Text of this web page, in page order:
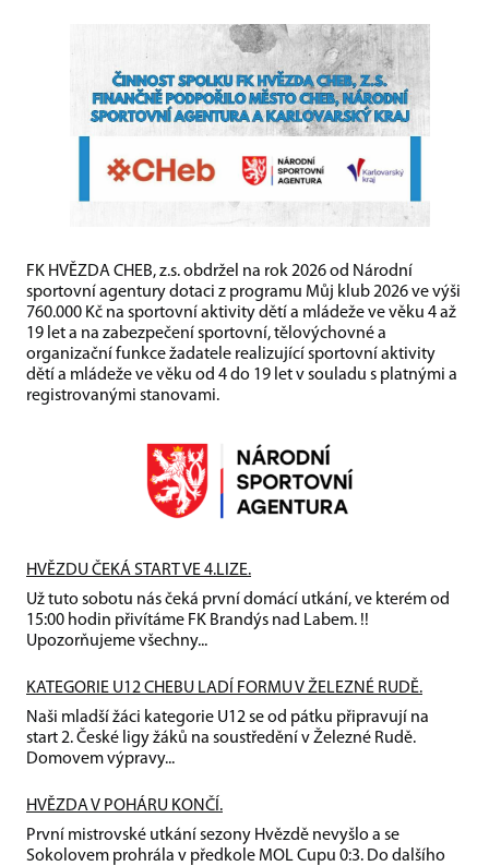
FK HVĚZDA CHEB, z.s. obdržel na rok 2026 od Národní
sportovní agentury dotaci z programu Můj klub 2026 ve výši
760.000 Kč na sportovní aktivity dětí a mládeže ve věku 4 až
19 let a na zabezpečení sportovní, tělovýchovné a
organizační funkce žadatele realizující sportovní aktivity
dětí a mládeže ve věku od 4 do 19 let v souladu s platnými a
registrovanými stanovami.
HVĚZDU ČEKÁ START VE 4.LIZE.
Už tuto sobotu nás čeká první domácí utkání, ve kterém od
15:00 hodin přivítáme FK Brandýs nad Labem. !!
Upozorňujeme všechny...
KATEGORIE U12 CHEBU LADÍ FORMU V ŽELEZNÉ RUDĚ.
Naši mladší žáci kategorie U12 se od pátku připravují na
start 2. České ligy žáků na soustředění v Železné Rudě.
Domovem výpravy...
HVĚZDA V POHÁRU KONČÍ.
První mistrovské utkání sezony Hvězdě nevyšlo a se
Sokolovem prohrála v předkole MOL Cupu 0:3. Do dalšího